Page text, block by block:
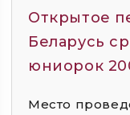
Открытое
Беларусь
юниорок
Место